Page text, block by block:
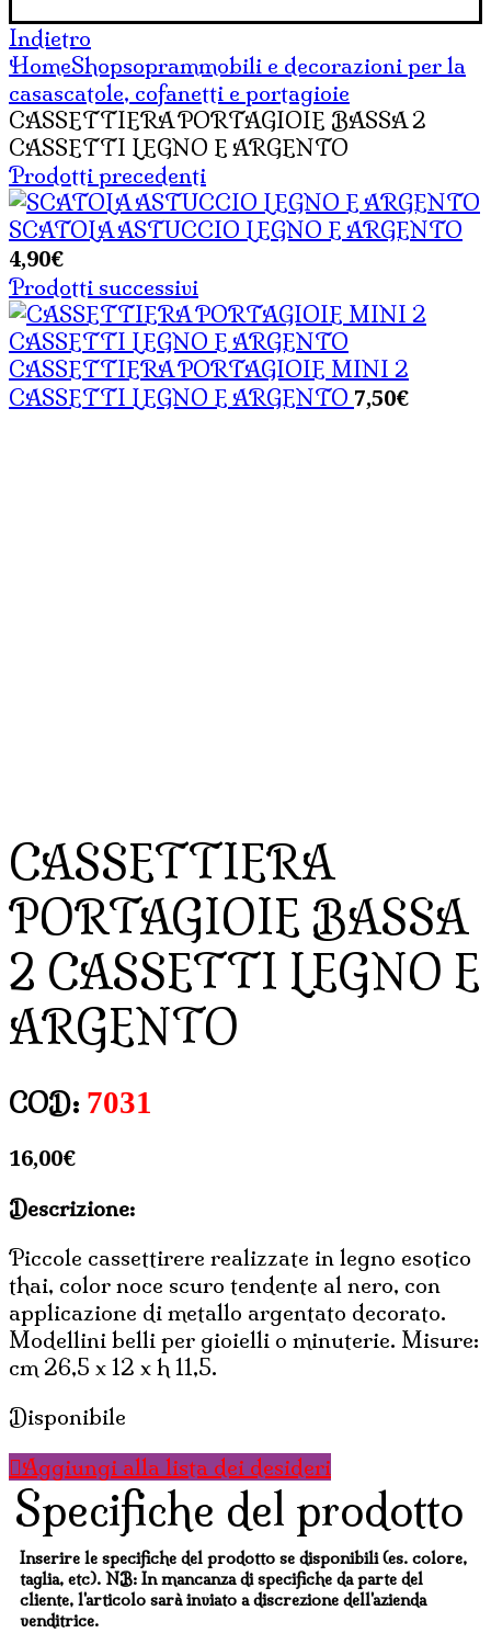
Indietro
HomeShopsoprammobili e decorazioni per la
casascatole, cofanetti e portagioie
CASSETTIERA PORTAGIOIE BASSA 2
CASSETTI LEGNO E ARGENTO
Prodotti precedenti
SCATOLA ASTUCCIO LEGNO E ARGENTO
4,90€
Prodotti successivi
CASSETTIERA PORTAGIOIE MINI 2
CASSETTI LEGNO E ARGENTO 7,50€
CASSETTIERA
PORTAGIOIE BASSA
2 CASSETTI LEGNO E
ARGENTO
COD: 7031
16,00€
Descrizione:
Piccole cassettirere realizzate in legno esotico
thai, color noce scuro tendente al nero, con
applicazione di metallo argentato decorato.
Modellini belli per gioielli o minuterie. Misure:
cm 26,5 x 12 x h 11,5.
Disponibile
Aggiungi alla lista dei desideri
Specifiche del prodotto
Inserire le specifiche del prodotto se disponibili (es. colore,
taglia, etc). NB: In mancanza di specifiche da parte del
cliente, l'articolo sarà inviato a discrezione dell'azienda
venditrice.